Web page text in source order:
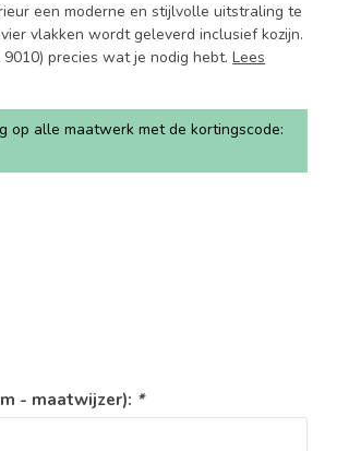
een moderne en stijlvolle uitstraling te
vlakken wordt geleverd inclusief kozijn.
precies wat je nodig hebt.Lees
op alle maatwerk met de kortingscode:
- maatwijzer): *